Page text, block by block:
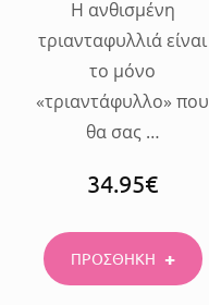
Η ανθισμένη
τριανταφυλλιά είναι
το μόνο
«τριαντάφυλλο» που
θα σας …
34.95€
ΠΡΟΣΘΗΚΗ